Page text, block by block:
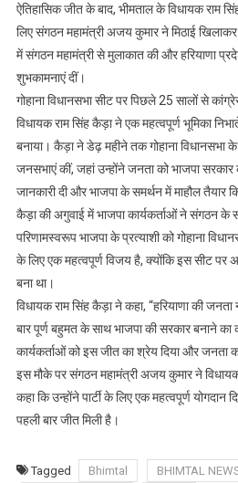
ऐतिहासिक जीत के बाद, भीमताल के विधायक राम
लिए संगठन महामंत्री अजय कुमार ने मिठाई
में संगठन महामंत्री से मुलाकात की और हरियाणा
शुभकामनाएं दीं।
गोहाना विधानसभा सीट पर पिछले 25 सालों से
विधायक राम सिंह कैड़ा ने एक महत्वपूर्ण भूमिका
बनाया। कैड़ा ने डेढ़ महीने तक गोहाना विधानसभा
जनसभाएं कीं, जहां उन्होंने जनता को भाजपा
जानकारी दी और भाजपा के समर्थन में माहौल तैयार
कैड़ा की अगुवाई में भाजपा कार्यकर्ताओं ने संगठन
परिणामस्वरूप भाजपा के प्रत्याशी को गोहाना
के लिए एक महत्वपूर्ण विजय है, क्योंकि इस सीट पर
बना था।
विधायक राम सिंह कैड़ा ने कहा, “हरियाणा की
बार पूर्ण बहुमत के साथ भाजपा की सरकार बनाने का
कार्यकर्ताओं को इस जीत का श्रेय दिया और जनता
इस मौके पर संगठन महामंत्री अजय कुमार ने
कहा कि उन्होंने पार्टी के लिए एक महत्वपूर्ण योगदान
पहली बार जीत मिली है।
Tagged Bhimtal BHIMTAL